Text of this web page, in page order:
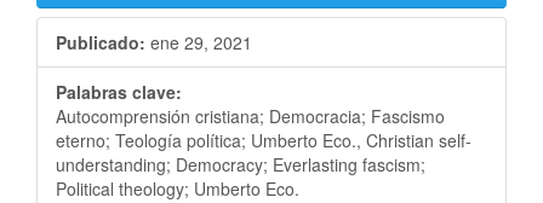
Publicado: ene 29, 2021
Palabras clave:
Autocomprensión cristiana; Democracia; Fascismo
eterno; Teología política; Umberto Eco., Christian self-
understanding; Democracy; Everlasting fascism;
Political theology; Umberto Eco.